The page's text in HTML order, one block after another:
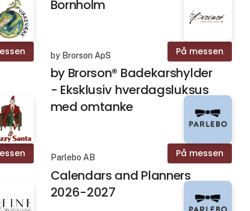
Bornholm
På messen
by Brorson ApS
by Brorson® Badekarshylder
- Eksklusiv hverdagsluksus
med omtanke
På messen
Parlebo AB
Calendars and Planners
2026-2027